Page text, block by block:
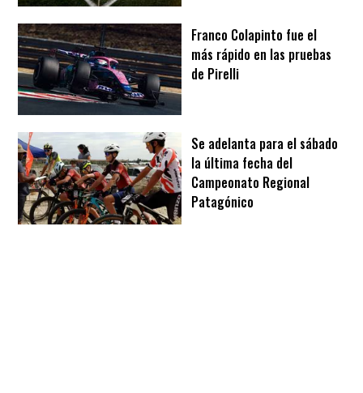
Franco Colapinto fue el
más rápido en las pruebas
de Pirelli
Se adelanta para el sábado
la última fecha del
Campeonato Regional
Patagónico